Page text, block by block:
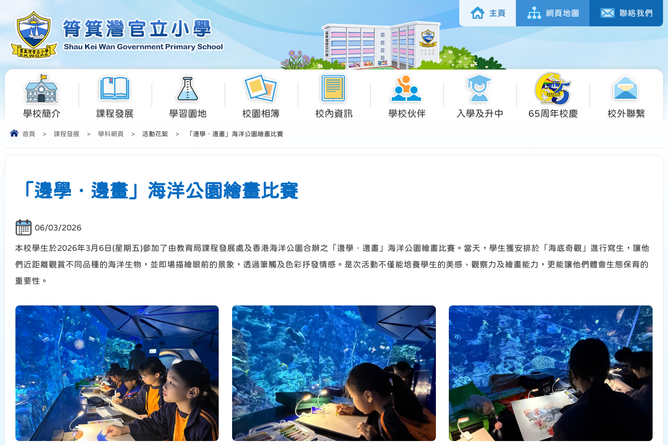
主頁 網頁地圖 聯絡我們
學校簡介 課程發展 學習園地 校園相簿 校內資訊 學校伙伴 入學及升中 65周年校慶 校外聯繫
首頁 > 課程發展 > 學科網頁 > 活動花絮 > 「邊學．邊畫」海洋公園繪畫比賽
「邊學．邊畫」海洋公園繪畫比賽
06/03/2026
本校學生於2026年3月6日(星期五)參加了由教育局課程發展處及香港海洋公園合辦之「邊學．邊畫」海洋公園繪畫比賽。當天，學生獲安排於「海底奇觀」進行寫生，讓他
們近距離觀賞不同品種的海洋生物，並即場描繪眼前的景象，透過筆觸及色彩抒發情感。是次活動不僅能培養學生的美感、觀察力及繪畫能力，更能讓他們體會生態保育的
重要性。